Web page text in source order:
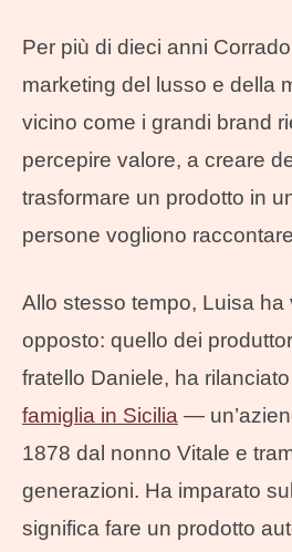
Per più di dieci anni
marketing del lusso e della
vicino come i grandi brand
percepire valore, a creare
trasformare un prodotto in
persone vogliono
Allo stesso tempo, Luisa ha
opposto: quello dei
fratello Daniele, ha rilanciato
famiglia in Sicilia —
1878 dal nonno Vitale e
generazioni. Ha imparato
significa fare un prodotto